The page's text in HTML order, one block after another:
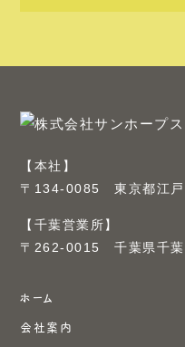
【本社】
〒134-0085 東京都江
【千葉営業所】
〒262-0015 千葉県千葉
ホーム
会社案内